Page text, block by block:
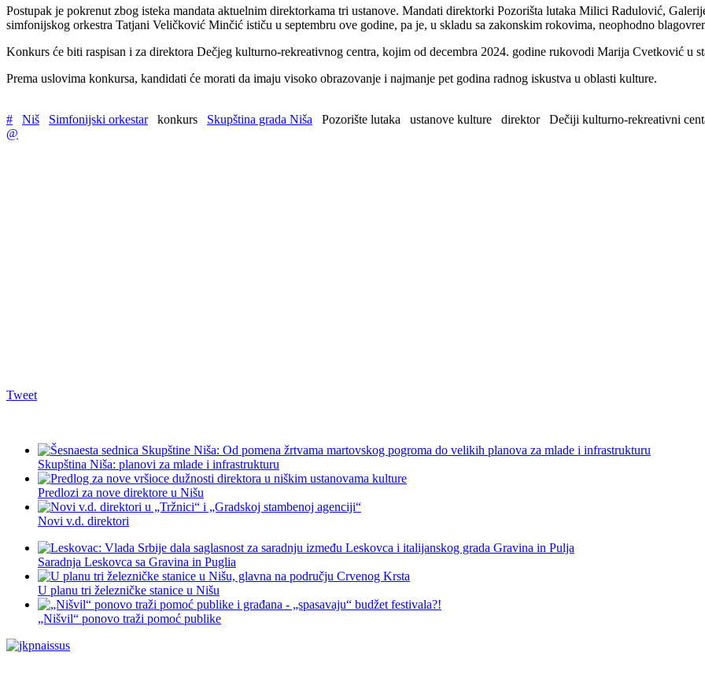
Postupak je pokrenut zbog isteka mandata aktuelnim direktorkama tri ustanove. Mandati direktorki Pozorišta lutaka Milici Radulović,
simfonijskog orkestra Tatjani Veličković Minčić ističu u septembru ove godine, pa je, u skladu sa zakonskim rokovima, neophodno
Konkurs će biti raspisan i za direktora Dečjeg kulturno-rekreativnog centra, kojim od decembra 2024. godine rukovodi Marija Cvetković u
Prema uslovima konkursa, kandidati će morati da imaju visoko obrazovanje i najmanje pet godina radnog iskustva u oblasti kulture.
# Niš Simfonijski orkestar konkurs Skupština grada Niša Pozorište lutaka ustanove kulture direktor
Dečiji kulturno-rekreativni
@
Tweet
Skupština Niša: planovi za mlade i infrastrukturu
Predlozi za nove direktore u Nišu
Novi v.d. direktori
Saradnja Leskovca sa Gravina in Puglia
U planu tri železničke stanice u Nišu
„Nišvil“ ponovo traži pomoć publike